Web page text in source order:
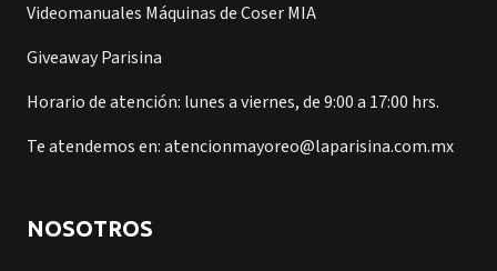
Videomanuales Máquinas de Coser MIA
Giveaway Parisina
Horario de atención: lunes a viernes, de 9:00 a 17:00 hrs.
Te atendemos en: atencionmayoreo@laparisina.com.mx
NOSOTROS